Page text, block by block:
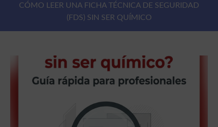
CÓMO LEER UNA FICHA TÉCNICA DE SEGURIDAD
(FDS) SIN SER QUÍMICO